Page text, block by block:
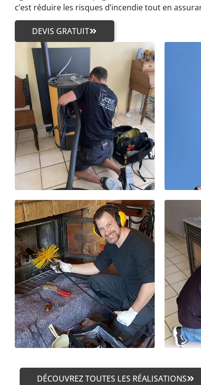
c’est réduire les risques d’incendie tout en
DEVIS GRATUIT
DÉCOUVREZ TOUTES LES RÉALISATIONS